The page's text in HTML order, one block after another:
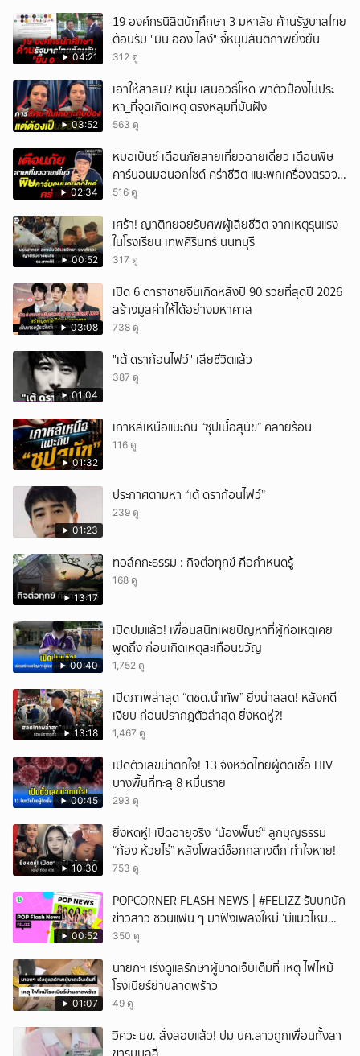
04:21
19 องค์กรนิสิตนักศึกษา 3 มหาลัย ค้านรัฐบาลไทย
ต้อนรับ "มิน ออง ไลง์" จี้หนุนสันติภาพยั่งยืน
312 ดู
03:52
เอาให้สาสม? หนุ่ม เสนอวิธีโหด พาตัวป๋องไปประ
หา_ที่จุดเกิดเหตุ ตรงหลุมที่มันฝัง
563 ดู
02:34
หมอเบ็นซ์ เตือนภัยสายเที่ยวฉายเดี่ยว เตือนพิษ
คาร์บอนมอนอกไซด์ คร่าชีวิต แนะพกเครื่องตรวจ
วัดติดตัว
516 ดู
00:52
เศร้า! ญาติทยอยรับศพผู้เสียชีวิต จากเหตุรุนแรง
ในโรงเรียน เทพศิรินทร์ นนทบุรี
317 ดู
03:08
เปิด 6 ดาราชายจีนเกิดหลังปี 90 รวยที่สุดปี 2026
สร้างมูลค่าให้ได้อย่างมหาศาล
738 ดู
01:04
"เต้ ดราก้อนไฟว์" เสียชีวิตแล้ว
387 ดู
01:32
เกาหลีเหนือแนะกิน “ซุปเนื้อสุนัข” คลายร้อน
116 ดู
01:23
ประกาศตามหา “เต้ ดราก้อนไฟว์”
239 ดู
13:17
ทอล์คกะธรรม : กิจต่อทุกข์ คือกำหนดรู้
168 ดู
00:40
เปิดปมแล้ว! เพื่อนสนิทเผยปัญหาที่ผู้ก่อเหตุเคย
พูดถึง ก่อนเกิดเหตุสะเทือนขวัญ
1,752 ดู
13:18
เปิดภาพล่าสุด “ตชด.นำทัพ” ยิ่งน่าสลด! หลังคดี
เงียบ ก่อนปรากฎตัวล่าสุด ยิ่งหดหู่?!
1,467 ดู
00:45
เปิดตัวเลขน่าตกใจ! 13 จังหวัดไทยผู้ติดเชื้อ HIV
บางพื้นที่ทะลุ 8 หมื่นราย
293 ดู
10:30
ยิ่งหดหู่! เปิดอายุจริง “น้องพั๊นซ์“ ลูกบุญธรรม
“ก้อง ห้วยไร่” หลังโพสต์ช็อกกลางดึก ทำใจหาย!
753 ดู
00:52
POPCORNER FLASH NEWS | #FELIZZ รับบทนัก
ข่าวสาว ชวนแฟน ๆ มาฟังเพลงใหม่ ‘มีแมวไหม
(Catch Me If You Can)’
350 ดู
01:07
นายกฯ เร่งดูแลรักษาผู้บาดเจ็บเต็มที่ เหตุ ไฟไหม้
โรงเบียร์ย่านลาดพร้าว
49 ดู
วิศวะ มข. สั่งสอบแล้ว! ปม นศ.สาวถูกเพื่อนทั้งสา